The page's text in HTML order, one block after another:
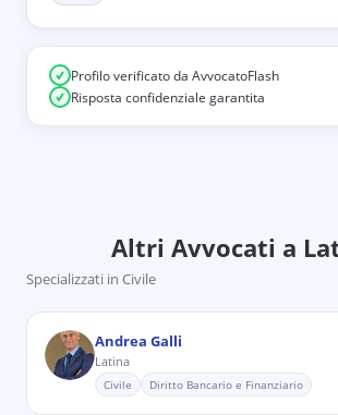
Profilo verificato da AvvocatoFlash
Risposta confidenziale garantita
Altri Avvocati a
Specializzati in Civile
Andrea Galli
Latina
Civile Diritto Bancario e Finanziario